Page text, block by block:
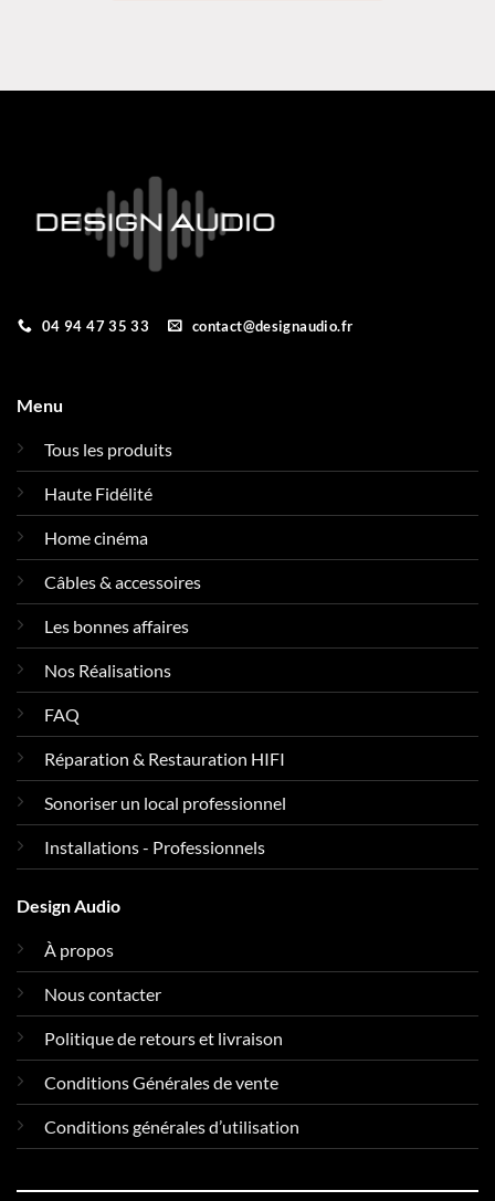
04 94 47 35 33 contact@designaudio.fr
Menu
Tous les produits
Haute Fidélité
Home cinéma
Câbles & accessoires
Les bonnes affaires
Nos Réalisations
FAQ
Réparation & Restauration HIFI
Sonoriser un local professionnel
Installations - Professionnels
Design Audio
À propos
Nous contacter
Politique de retours et livraison
Conditions Générales de vente
Conditions générales d’utilisation